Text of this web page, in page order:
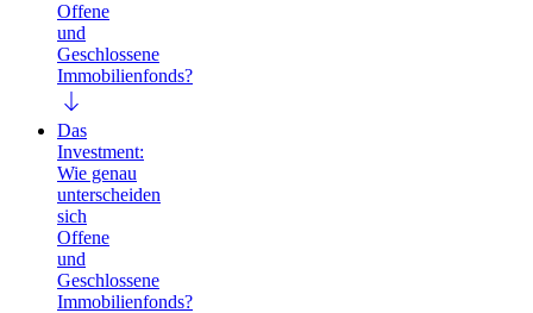
Offene
und
Geschlossene
Immobilienfonds?
Das
Investment:
Wie genau
unterscheiden
sich
Offene
und
Geschlossene
Immobilienfonds?